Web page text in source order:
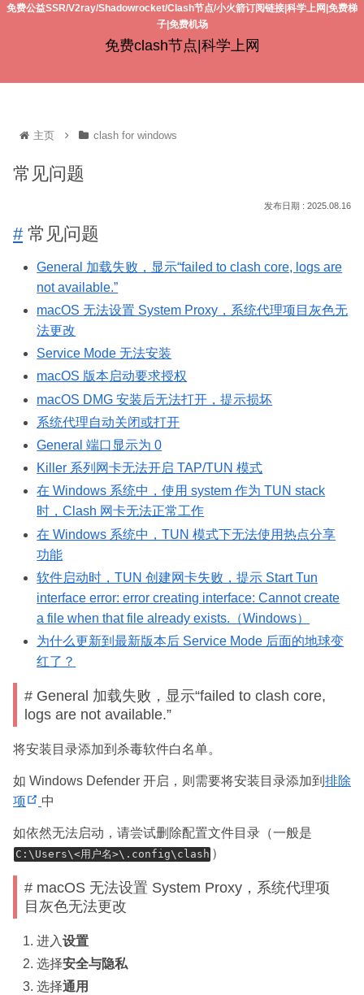
免费公益SSR/V2ray/Shadowrocket/Clash节点/小火箭订阅链接|科学上网|免费梯
子|免费机场
免费clash节点|科学上网
主页 clash for windows
常见问题
2025.08.16
#常见问题
General 加载失败，显示“failed to clash core, logs are
not available.”
macOS 无法设置 System Proxy，系统代理项目灰色无
法更改
Service Mode 无法安装
macOS 版本启动要求授权
macOS DMG 安装后无法打开，提示损坏
系统代理自动关闭或打开
General 端口显示为 0
Killer 系列网卡无法开启 TAP/TUN 模式
在 Windows 系统中，使用 system 作为 TUN stack
时，Clash 网卡无法正常工作
在 Windows 系统中，TUN 模式下无法使用热点分享
功能
软件启动时，TUN 创建网卡失败，提示 Start Tun
interface error: error creating interface: Cannot create
a file when that file already exists.（Windows）
为什么更新到最新版本后 Service Mode 后面的地球变
红了？
# General 加载失败，显示“failed to clash core,
logs are not available.”
将安装目录添加到杀毒软件白名单。
如 Windows Defender 开启，则需要将安装目录添加到 排除
项
(
p
e
n
s
e
w
w
中
如依然无法启动，请尝试删除配置文件目录（一般是
C:\Users\<用户名>\.config\clash ）
# macOS 无法设置 System Proxy，系统代理项
目灰色无法更改
进入设置
选择安全与隐私
选择通用